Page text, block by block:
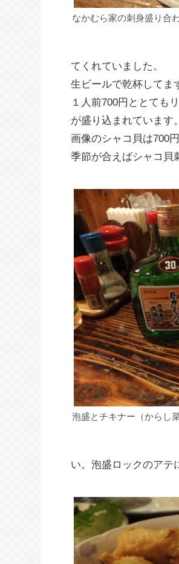
なかむら家の刺身盛り合
てくれていました。
生ビールで乾杯してま
１人前700円ととても
が盛り込まれています。
画像のシャコ貝は700
季節が合えばシャコ貝
泡盛とチキナー（からし
い。泡盛ロックのアテ